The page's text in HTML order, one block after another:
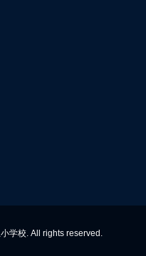
学校. All rights reserved.